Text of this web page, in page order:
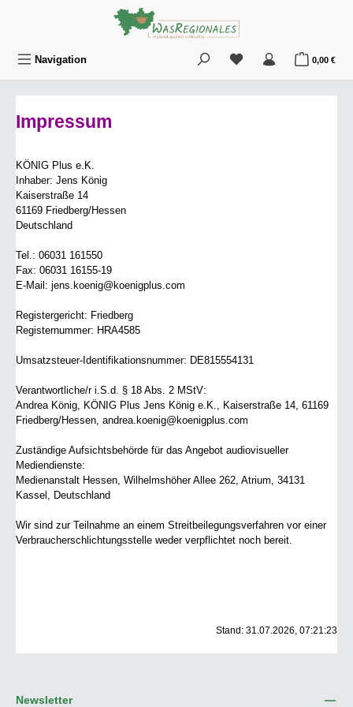
Zum Hauptinhalt springen
Navigation Du hast 0 Produkte
0,00 €
Impressum
KÖNIG Plus e.K.
Inhaber: Jens König
Kaiserstraße 14
61169 Friedberg/Hessen
Deutschland
Tel.: 06031 161550
Fax: 06031 16155-19
E-Mail: jens.koenig@koenigplus.com
Registergericht: Friedberg
Registernummer: HRA4585
Umsatzsteuer-Identifikationsnummer: DE815554131
Verantwortliche/r i.S.d. § 18 Abs. 2 MStV:
Andrea König, KÖNIG Plus Jens König e.K., Kaiserstraße 14, 61169
Friedberg/Hessen, andrea.koenig@koenigplus.com
Zuständige Aufsichtsbehörde für das Angebot audiovisueller
Mediendienste:
Medienanstalt Hessen, Wilhelmshöher Allee 262, Atrium, 34131
Kassel, Deutschland
Wir sind zur Teilnahme an einem Streitbeilegungsverfahren vor einer
Verbraucherschlichtungsstelle weder verpflichtet noch bereit.
Stand: 31.07.2026, 07:21:23
Newsletter